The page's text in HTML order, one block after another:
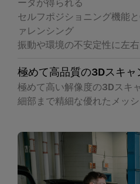
ータが得られる
セルフポジショニング機能
ァレンシング
振動や環境の不安定性に左
極めて高品質の3Dスキャ
極めて高い解像度の3Dスキ
細部まで精細な優れたメッ